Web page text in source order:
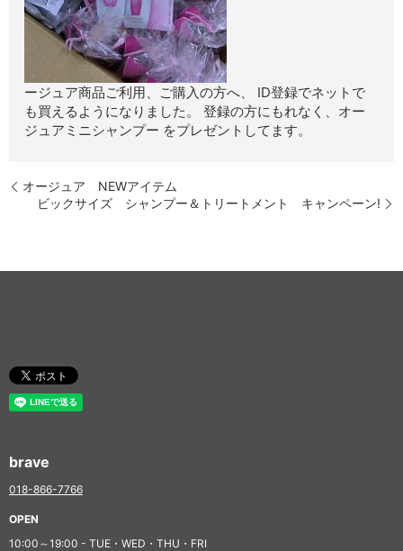
ージュア商品ご利用、ご購入の方へ、 ID登録でネットで
も買えるようになりました。 登録の方にもれなく、オー
ジュアミニシャンプー をプレゼントしてます。
オージュア NEWアイテム
ビックサイズ シャンプー＆トリートメント キャンペーン!
brave
018-866-7766
OPEN
10:00～19:00 - TUE・WED・THU・FRI